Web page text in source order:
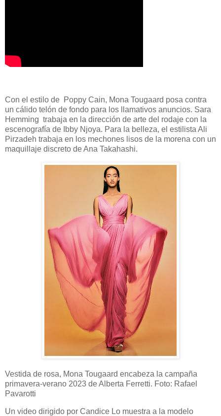
Con el estilo de Poppy Cain, Mona Tougaard posa contra
un cálido telón de fondo para los llamativos anuncios. Sara
Hemming trabaja en la dirección de arte del rodaje con la
escenografía de Ibby Njoya. Para la belleza, el estilista Ali
Pirzadeh trabaja en los mechones lisos de la morena con un
maquillaje discreto de Ana Takahashi.
Vestida de rosa, Mona Tougaard encabeza la campaña
primavera-verano 2023 de Alberta Ferretti. Foto: Rafael
Pavarotti
Un video dirigido por Candice Lo muestra a la modelo